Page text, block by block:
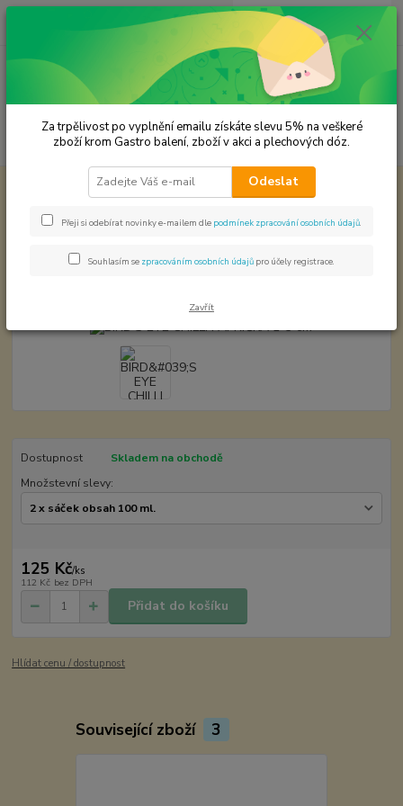
Menu
Hledat
ks
za 0,00 Kč
Chilli svět papriček BIRD'S EYE CHILLI PAPRIČKA 1-3 cm
BIRD'S EYE CHILLI PAPRIČKA 1-3
Dostupnost
Skladem na obchodě
Množstevní slevy:
125 Kč/ks
112 Kč bez DPH
Přidat do košíku
Hlídat cenu / dostupnost
Související zboží 3
Za trpělivost po vyplnění emailu získáte slevu 5% na veškeré
zboží krom Gastro balení, zboží v akci a plechových dóz.
Odeslat
Přeji si odebírat novinky e-mailem dle podmínek zpracování osobních údajů
Souhlasím se zpracováním osobních údajů pro účely registrace.
Zavřít